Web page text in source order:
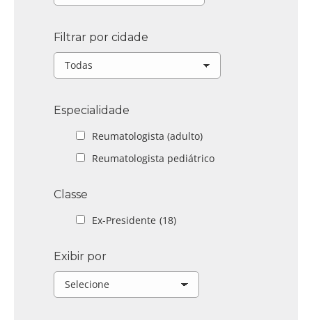
Filtrar por cidade
Especialidade
Reumatologista (adulto)
Reumatologista pediátrico
Classe
Ex-Presidente (18)
Exibir por